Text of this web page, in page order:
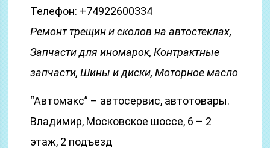
Телефон: +74922600334
Ремонт трещин и сколов на автостеклах,
Запчасти для иномарок, Контрактные
запчасти, Шины и диски, Моторное масло
“Автомакс” – автосервис, автотовары.
Владимир, Московское шоссе, 6 – 2
этаж, 2 подъезд